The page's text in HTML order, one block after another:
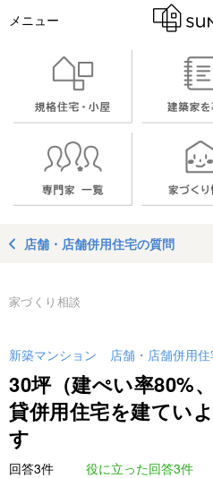
メニュー
店舗・店舗併用住宅の質問
家づくり相談
新築マンション 店舗・店舗併用
30坪（建ぺい率80%
貸併用住宅を建てい
す
回答3件
役に立った回答3件